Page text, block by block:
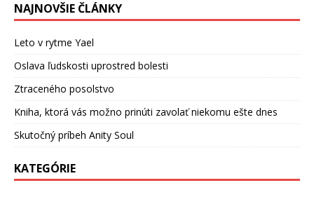
NAJNOVŠIE ČLÁNKY
Leto v rytme Yael
Oslava ľudskosti uprostred bolesti
Ztraceného posolstvo
Kniha, ktorá vás možno prinúti zavolať niekomu ešte dnes
Skutočný príbeh Anity Soul
KATEGÓRIE